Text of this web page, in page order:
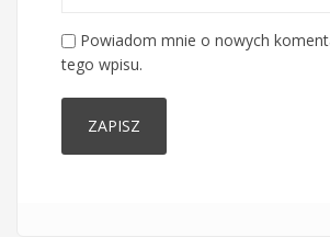
Powiadom mnie o nowych
tego wpisu.